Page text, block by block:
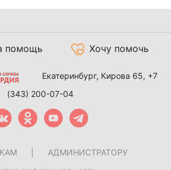
помощь Хочу помочь
Екатеринбург, Кирова 65, +7
(343) 200-07-04
АДМИНИСТРАТОРУ